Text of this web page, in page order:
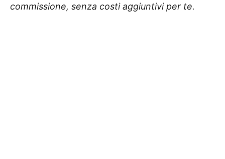
commissione, senza costi aggiuntivi per te.